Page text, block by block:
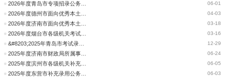
06-01
04-03
03-18
03-16
12-29
06-24
06-05
06-03